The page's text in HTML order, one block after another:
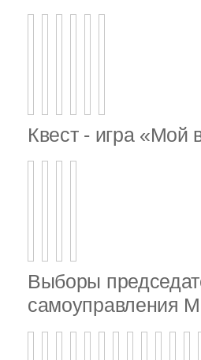
Квест - игра «Мой
Выборы